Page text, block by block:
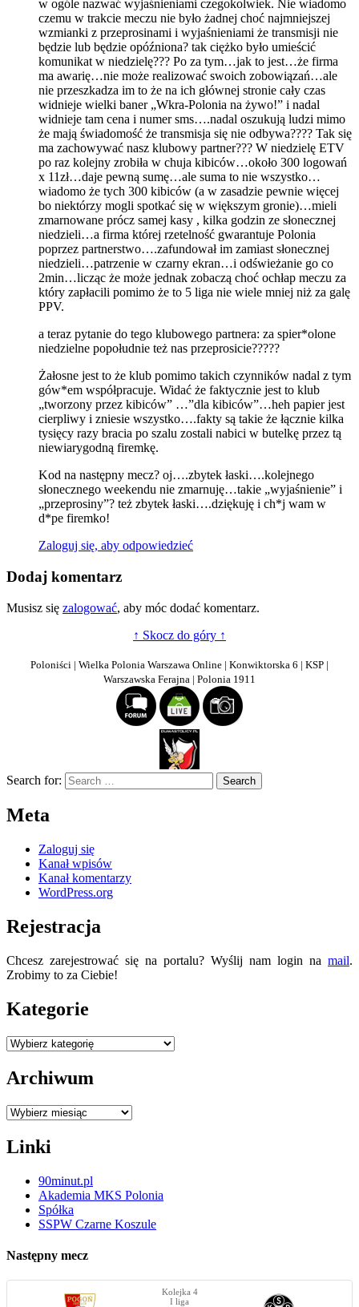
w ogóle nazwać wyjaśnieniami czegokolwiek. Nie wiadomo
czemu w trakcie meczu nie było żadnej choć najmniejszej
wzmianki z przeprosinami i wyjaśnieniami że transmisji nie
będzie lub będzie opóźniona? tak ciężko było umieścić
komunikat w niedzielę??? Po za tym…jak to jest…że firma
ma awarię…nie może realizować swoich zobowiązań…ale
nie przeszkadza im to że na ich głównej stronie cały czas
widnieje wielki baner „Wkra-Polonia na żywo!” i nadal
widnieje tam cena i numer sms….nadal oszukują ludzi mimo
że mają świadomość że transmisja się nie odbywa???? Tak się
ma zachowywać nasz klubowy partner??? W niedzielę ETV
po raz kolejny zrobiła w chuja kibiców…około 300 logowań
x 11zł…daje pewną sumę…ale suma to nie wszystko…
wiadomo że tych 300 kibiców (a w zasadzie pewnie więcej
bo niektórzy mogli spotkać się w większym gronie)…mieli
zmarnowane prócz samej kasy , kilka godzin ze słonecznej
niedzieli…a firma której rzetelność gwarantuje Polonia
poprzez partnerstwo….zafundował im zamiast słonecznej
niedzieli…patrzenie w czarny ekran…i odświeżanie go co
2min…licząc że może jednak zobaczą choć ochłap meczu za
który zapłacili pomimo że to 5 liga nie wiele mniej niż za galę
PPV.
a teraz pytanie do tego klubowego partnera: za spier*olone
niedzielne popołudnie też nas przeprosicie?????
Żałosne jest to że klub pomimo takich czynników nadal z tym
gów*em współpracuje. Widać że faktycznie jest to klub
„tworzony przez kibiców” …”dla kibiców”…heh papier jest
cierpliwy i zniesie wszystko….fakty są takie że łącznie kilka
tysięcy razy bracia po szalu zostali nabici w butelkę przez tą
niewiarygodną firemkę.
Kod na następny mecz? oj….zbytek łaski….kolejnego
słonecznego weekendu nie zmarnuję…takie „wyjaśnienie” i
„przeprosiny”? też zbytek łaski….dziękuję i ch*j wam w
d*pe firemko!
Zaloguj się, aby odpowiedzieć
Dodaj komentarz
Musisz się zalogować, aby móc dodać komentarz.
↑ Skocz do góry ↑
Poloniści | Wielka Polonia Warszawa Online | Konwiktorska 6 | KSP |
Warszawska Ferajna | Polonia 1911
Search for:
Meta
Zaloguj się
Kanał wpisów
Kanał komentarzy
WordPress.org
Rejestracja
Chcesz zarejestrować się na portalu? Wyślij nam login na mail.
Zrobimy to za Ciebie!
Kategorie
Kategorie
Archiwum
Archiwum
Linki
90minut.pl
Akademia MKS Polonia
Spółka
SSPW Czarne Koszule
Następny mecz
Kolejka 4
I liga